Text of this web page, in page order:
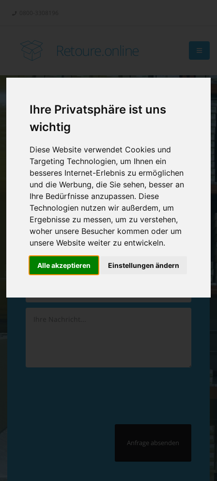
Ihre Privatsphäre ist uns
wichtig
Diese Website verwendet Cookies und
Targeting Technologien, um Ihnen ein
besseres Internet-Erlebnis zu ermöglichen
und die Werbung, die Sie sehen, besser an
Ihre Bedürfnisse anzupassen. Diese
Technologien nutzen wir außerdem, um
Ergebnisse zu messen, um zu verstehen,
woher unsere Besucher kommen oder um
unsere Website weiter zu entwickeln.
Alle akzeptieren Einstellungen ändern
Retoure.online
Retouren-
Management?
Vereinbaren Sie einenRückruf
Hinterlassen Sie uns gern eine persönliche Nachricht.